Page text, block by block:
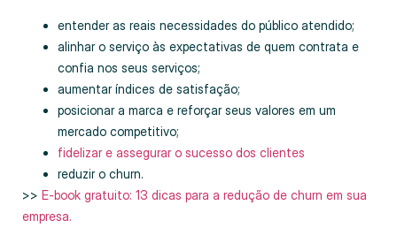
entender as reais necessidades do público atendido;
alinhar o serviço às expectativas de quem contrata e
confia nos seus serviços;
aumentar índices de satisfação;
posicionar a marca e reforçar seus valores em um
mercado competitivo;
fidelizar e assegurar o sucesso dos clientes
reduzir o churn.
>> E-book gratuito: 13 dicas para a redução de churn em sua
empresa.